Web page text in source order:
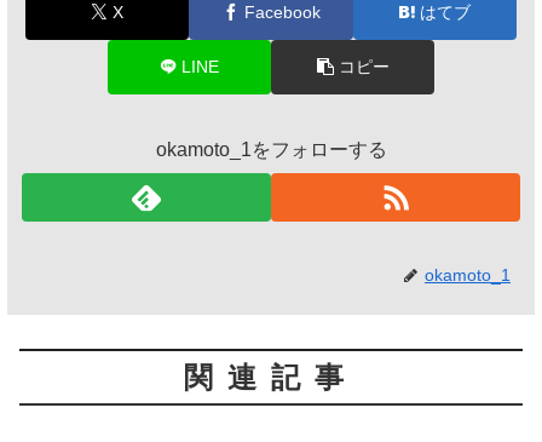
X Facebook はてブ
LINE コピー
okamoto_1をフォローする
okamoto_1
関連記事